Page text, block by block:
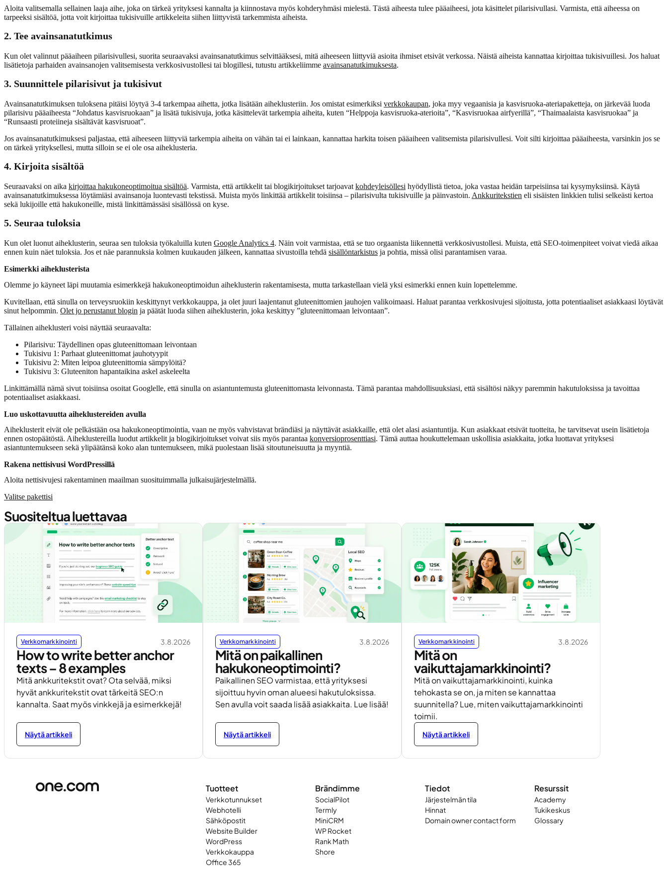
Aloita valitsemalla sellainen laaja aihe, joka on tärkeä yrityksesi kannalta ja kiinnostava myös kohderyhmäsi mielestä. Tästä aiheesta tulee pääaiheesi, jota käsittelet pilarisivullasi. Varmista, että aiheessa on
tarpeeksi sisältöä, jotta voit kirjoittaa tukisivuille artikkeleita siihen liittyvistä tarkemmista aiheista.
2. Tee avainsanatutkimus
Kun olet valinnut pääaiheen pilarisivullesi, suorita seuraavaksi avainsanatutkimus selvittääksesi, mitä aiheeseen liittyviä asioita ihmiset etsivät verkossa. Näistä aiheista kannattaa kirjoittaa tukisivuillesi. Jos haluat
lisätietoja parhaiden avainsanojen valitsemisesta verkkosivustollesi tai blogillesi, tutustu artikkeliimme avainsanatutkimuksesta.
3. Suunnittele pilarisivut ja tukisivut
Avainsanatutkimuksen tuloksena pitäisi löytyä 3-4 tarkempaa aihetta, jotka lisätään aiheklusteriin. Jos omistat esimerkiksi verkkokaupan, joka myy vegaanisia ja kasvisruoka-ateriapaketteja, on järkevää luoda
pilarisivu pääaiheesta “Johdatus kasvisruokaan” ja lisätä tukisivuja, jotka käsittelevät tarkempia aiheita, kuten “Helppoja kasvisruoka-aterioita”, “Kasvisruokaa airfyerillä”, “Thaimaalaista kasvisruokaa” ja
“Runsaasti proteiineja sisältävät kasvisruoat”.
Jos avainsanatutkimuksesi paljastaa, että aiheeseen liittyviä tarkempia aiheita on vähän tai ei lainkaan, kannattaa harkita toisen pääaiheen valitsemista pilarisivullesi. Voit silti kirjoittaa pääaiheesta, varsinkin jos se
on tärkeä yrityksellesi, mutta silloin se ei ole osa aiheklusteria.
4. Kirjoita sisältöä
Seuraavaksi on aika kirjoittaa hakukoneoptimoitua sisältöä. Varmista, että artikkelit tai blogikirjoitukset tarjoavat kohdeyleisöllesi hyödyllistä tietoa, joka vastaa heidän tarpeisiinsa tai kysymyksiinsä. Käytä
avainsanatutkimuksessa löytämiäsi avainsanoja luontevasti tekstissä. Muista myös linkittää artikkelit toisiinsa – pilarisivulta tukisivuille ja päinvastoin. Ankkuritekstien eli sisäisten linkkien tulisi selkeästi kertoa
sekä lukijoille että hakukoneille, mistä linkittämässäsi sisällössä on kyse.
5. Seuraa tuloksia
Kun olet luonut aiheklusterin, seuraa sen tuloksia työkaluilla kuten Google Analytics 4. Näin voit varmistaa, että se tuo orgaanista liikennettä verkkosivustollesi. Muista, että SEO-toimenpiteet voivat viedä aikaa
ennen kuin näet tuloksia. Jos et näe parannuksia kolmen kuukauden jälkeen, kannattaa sivustoilla tehdä sisällöntarkistus ja pohtia, missä olisi parantamisen varaa.
Esimerkki aiheklusterista
Olemme jo käyneet läpi muutamia esimerkkejä hakukoneoptimoidun aiheklusterin rakentamisesta, mutta tarkastellaan vielä yksi esimerkki ennen kuin lopettelemme.
Kuvitellaan, että sinulla on terveysruokiin keskittynyt verkkokauppa, ja olet juuri laajentanut gluteenittomien jauhojen valikoimaasi. Haluat parantaa verkkosivujesi sijoitusta, jotta potentiaaliset asiakkaasi löytävät
sinut helpommin. Olet jo perustanut blogin ja päätät luoda siihen aiheklusterin, joka keskittyy ”gluteenittomaan leivontaan”.
Tällainen aiheklusteri voisi näyttää seuraavalta:
Pilarisivu: Täydellinen opas gluteenittomaan leivontaan
Tukisivu 1: Parhaat gluteenittomat jauhotyypit
Tukisivu 2: Miten leipoa gluteenittomia sämpylöitä?
Tukisivu 3: Gluteeniton hapantaikina askel askeleelta
Linkittämällä nämä sivut toisiinsa osoitat Googlelle, että sinulla on asiantuntemusta gluteenittomasta leivonnasta. Tämä parantaa mahdollisuuksiasi, että sisältösi näkyy paremmin hakutuloksissa ja tavoittaa
potentiaaliset asiakkaasi.
Luo uskottavuutta aiheklustereiden avulla
Aiheklusterit eivät ole pelkästään osa hakukoneoptimointia, vaan ne myös vahvistavat brändiäsi ja näyttävät asiakkaille, että olet alasi asiantuntija. Kun asiakkaat etsivät tuotteita, he tarvitsevat usein lisätietoja
ennen ostopäätöstä. Aiheklustereilla luodut artikkelit ja blogikirjoitukset voivat siis myös parantaa konversioprosenttiasi. Tämä auttaa houkuttelemaan uskollisia asiakkaita, jotka luottavat yrityksesi
asiantuntemukseen sekä ylipäätänsä koko alan tuntemukseen, mikä puolestaan lisää sitoutuneisuutta ja myyntiä.
Rakena nettisivusi WordPressillä
Aloita nettisivujesi rakentaminen maailman suosituimmalla julkaisujärjestelmällä.
Valitse pakettisi
Suositeltua luettavaa
Verkkomarkkinointi 3.8.2026
How to write better anchor
texts – 8 examples
Mitä ankkuritekstit ovat? Ota selvää, miksi
hyvät ankkuritekstit ovat tärkeitä SEO:n
kannalta. Saat myös vinkkejä ja esimerkkejä!
Näytä artikkeli
Verkkomarkkinointi 3.8.2026
Mitä on paikallinen
hakukoneoptimointi?
Paikallinen SEO varmistaa, että yrityksesi
sijoittuu hyvin oman alueesi hakutuloksissa.
Sen avulla voit saada lisää asiakkaita. Lue lisää!
Näytä artikkeli
Verkkomarkkinointi 3.8.2026
Mitä on
vaikuttajamarkkinointi?
Mitä on vaikuttajamarkkinointi, kuinka
tehokasta se on, ja miten se kannattaa
suunnitella? Lue, miten vaikuttajamarkkinointi
toimii.
Näytä artikkeli
Tuotteet
Verkkotunnukset
Webhotelli
Sähköpostit
Website Builder
WordPress
Verkkokauppa
Office 365
Brändimme
SocialPilot
Termly
MiniCRM
WP Rocket
Rank Math
Shore
Tiedot
Järjestelmän tila
Hinnat
Domain owner contact form
Resurssit
Academy
Tukikeskus
Glossary